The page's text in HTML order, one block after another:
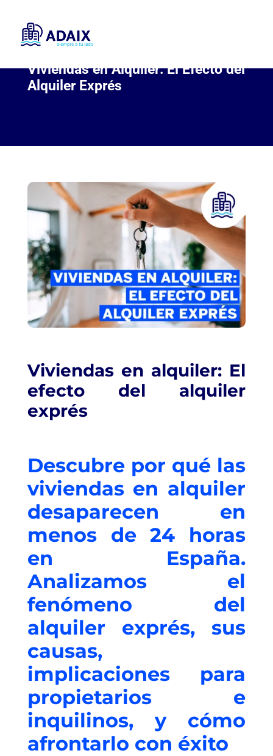
Viviendas en Alquiler: El Efecto del
Alquiler Exprés
Viviendas en alquiler: El
efecto del alquiler
exprés
Descubre por qué las
viviendas en alquiler
desaparecen en
menos de 24 horas
en España.
Analizamos el
fenómeno del
alquiler exprés, sus
causas,
implicaciones para
propietarios e
inquilinos, y cómo
afrontarlo con éxito